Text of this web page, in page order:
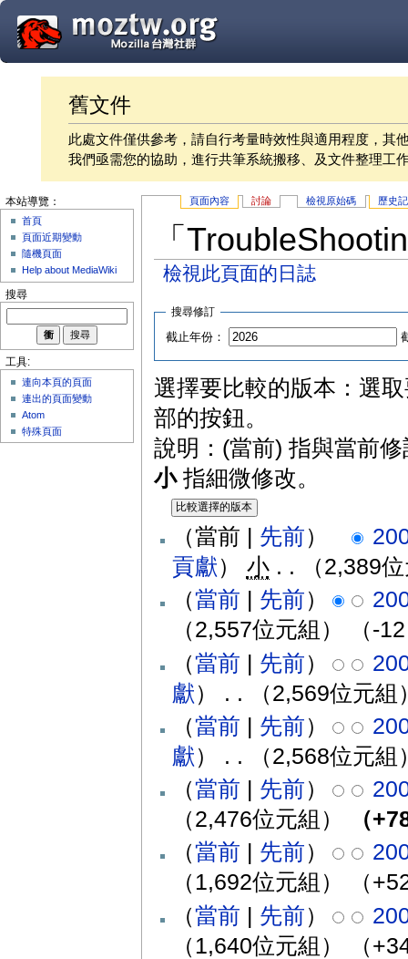
舊文件
此處文件僅供參考，請自行考量時效性與適用程度，其
我們亟需您的協助，進行共筆系統搬移、及文件整理工
頁面內容 討論 檢視原始碼 歷史
「
檢視此頁面的日誌
搜尋修訂
截止年份：
選擇要比較的版本：選
部的按鈕。
說明：(當前) 指與當前
小指細微修改。
（當前 | 先前）
貢獻） 小 . .
（2,389
（當前 | 先前）
（2,557位元組）
（-
（當前 | 先前）
獻） . .
（2,569位元組
（當前 | 先前）
獻） . .
（2,568位元組
（當前 | 先前）
（2,476位元組）
（
（當前 | 先前）
（1,692位元組）
（
（當前 | 先前）
（1,640位元組）
（
本站導覽：
首頁
頁面近期變動
隨機頁面
Help about MediaWiki
搜尋
工具:
連向本頁的頁面
連出的頁面變動
Atom
特殊頁面